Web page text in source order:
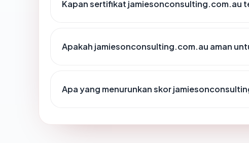
Kapan sertifikat jamiesonconsulting.com.au
Apakah jamiesonconsulting.com.au aman
Apa yang menurunkan skor